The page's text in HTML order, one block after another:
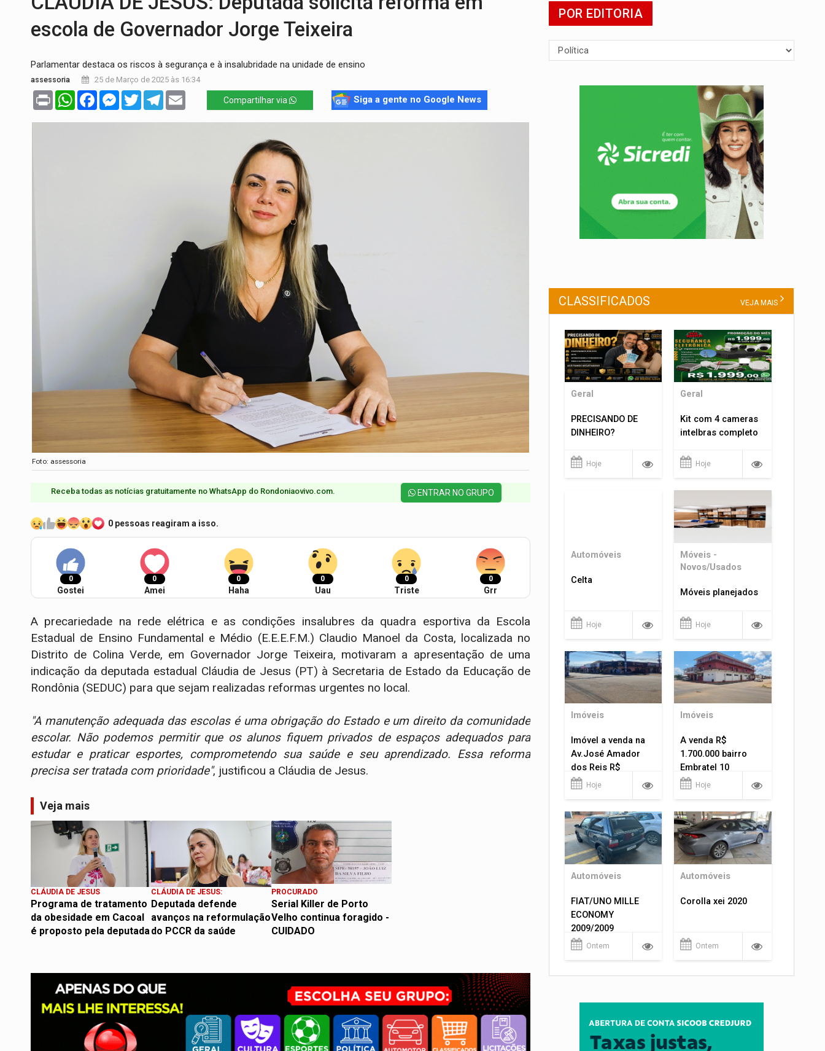
Falha afeta atendimentos na Policlínica Oswaldo Cruz
VÍDEO:Colisão entre motos deixa dois feridos próximo ao Skate Parque
SOLIDARIEDADE:Cadelinha com câncer precisa de ajuda em PVH
DESAPARECIDO:Família procura por cachorrinho desaparecido em PVH
CASO MATHEUS:DHPP se mobiliza para tentar localizar corpo de rapaz desaparecido
Justiça Eleitoral manda tirar vídeo com suposta deepfake do ar em RO
escola de Governador Jorge Teixeira
Parlamentar destaca os riscos à segurança e à insalubridade na unidade de ensino
assessoria 25 de Março de 2025 às 16:34
Print WhatsAppFacebookMessenger
TwitterTelegram Compartilhar via Siga a gente no Google News
Foto: assessoria
Receba todas as notícias gratuitamente no WhatsApp do Rondoniaovivo.com.​ ENTRAR NO GRUPO
0 pessoas reagiram a isso.
0
Gostei
0
Amei
0
Haha
0
Uau
0
Triste
0
Grr
A precariedade na rede elétrica e as condições insalubres da quadra esportiva da Escola
Estadual de Ensino Fundamental e Médio (E.E.E.F.M.) Claudio Manoel da Costa, localizada no
Distrito de Colina Verde, em Governador Jorge Teixeira, motivaram a apresentação de uma
indicação da deputada estadual Cláudia de Jesus (PT) à Secretaria de Estado da Educação de
Rondônia (SEDUC) para que sejam realizadas reformas urgentes no local.
"A manutenção adequada das escolas é uma obrigação do Estado e um direito da comunidade
escolar. Não podemos permitir que os alunos fiquem privados de espaços adequados para
estudar e praticar esportes, comprometendo sua saúde e seu aprendizado. Essa reforma
precisa ser tratada com prioridade", justificou a Cláudia de Jesus.
Veja mais
CLÁUDIA DE JESUS
Programa de tratamento
da obesidade em Cacoal
é proposto pela deputada
CLÁUDIA DE JESUS:
Deputada defende
avanços na reformulação
do PCCR da saúde
PROCURADO
Serial Killer de Porto
Velho continua foragido -
CUIDADO
POR EDITORIA
CLASSIFICADOS VEJA MAIS
Geral
PRECISANDO DE
DINHEIRO?
Hoje
Geral
Kit com 4 cameras
intelbras completo
Hoje
Automóveis
Celta
Hoje
Móveis -
Novos/Usados
Móveis planejados
Hoje
Imóveis
Imóvel a venda na
Av.José Amador
dos Reis R$
1.400.000
Hoje
Imóveis
A venda R$
1.700.000 bairro
Embratel 10
apartamentos!
Hoje
Automóveis
FIAT/UNO MILLE
ECONOMY
2009/2009
Ontem
Automóveis
Corolla xei 2020
Ontem